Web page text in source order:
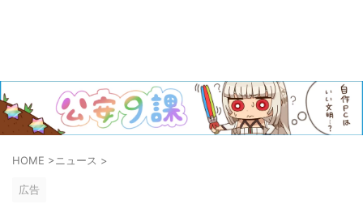
HOME >ニュース >
広告